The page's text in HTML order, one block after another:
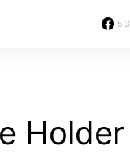
53
Holder